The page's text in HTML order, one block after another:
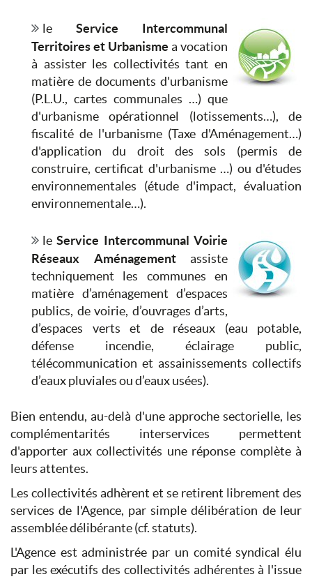
le Service Intercommunal
Territoires et Urbanisme a vocation
à assister les collectivités tant en
matière de documents d'urbanisme
(P.L.U., cartes communales …) que
d'urbanisme opérationnel (lotissements…), de
fiscalité de l'urbanisme (Taxe d'Aménagement…)
d'application du droit des sols (permis de
construire, certificat d'urbanisme …) ou d'études
environnementales (étude d'impact, évaluation
environnementale…).
leService Intercommunal Voirie
Réseaux Aménagementassiste
techniquement les communes en
matière d’aménagement d’espaces
publics, de voirie, d’ouvrages d’arts,
d’espaces verts et de réseaux (eau potable,
défense incendie, éclairage public,
télécommunication et assainissements collectifs
d’eaux pluviales ou d’eaux usées).
Bien entendu, au-delà d'une approche sectorielle, les
complémentarités interservices permettent
d'apporter aux collectivités une réponse complète à
leurs attentes.
Les collectivités adhèrent et se retirent librement des
services de l'Agence, par simple délibération de leur
assemblée délibérante (cf. statuts).
L'Agence est administrée par un comité syndical élu
par les exécutifs des collectivités adhérentes à l'issue